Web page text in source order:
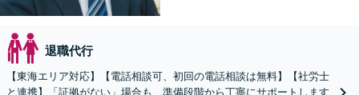
退職代行
【東海エリア対応】【電話相談可、初回の電話相談は無料】【社労士
と連携】「証拠がない」場合も、準備段階から丁寧にサポートします